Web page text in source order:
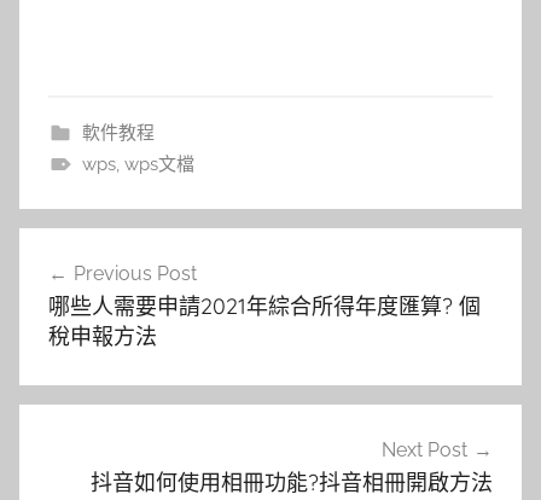
軟件教程
wps, wps文檔
導
覽
Previous Post
哪些人需要申請2021年綜合所得年度匯算? 個
稅申報方法
Next Post
抖音如何使用相冊功能?抖音相冊開啟方法